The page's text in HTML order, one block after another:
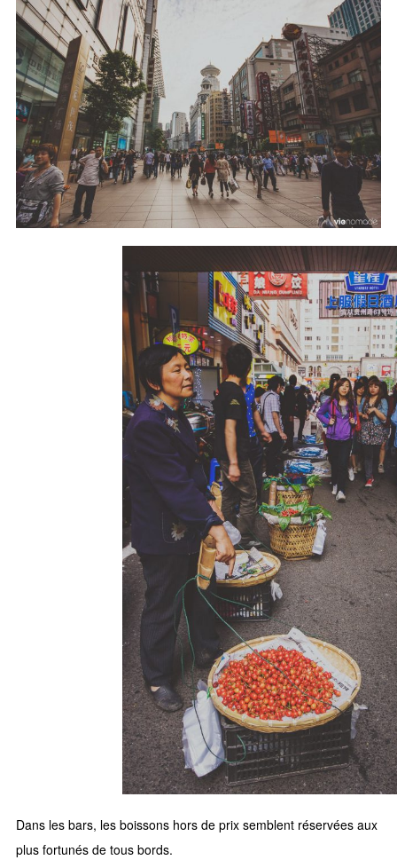
Dans les bars, les boissons hors de prix semblent réservées aux
plus fortunés de tous bords.